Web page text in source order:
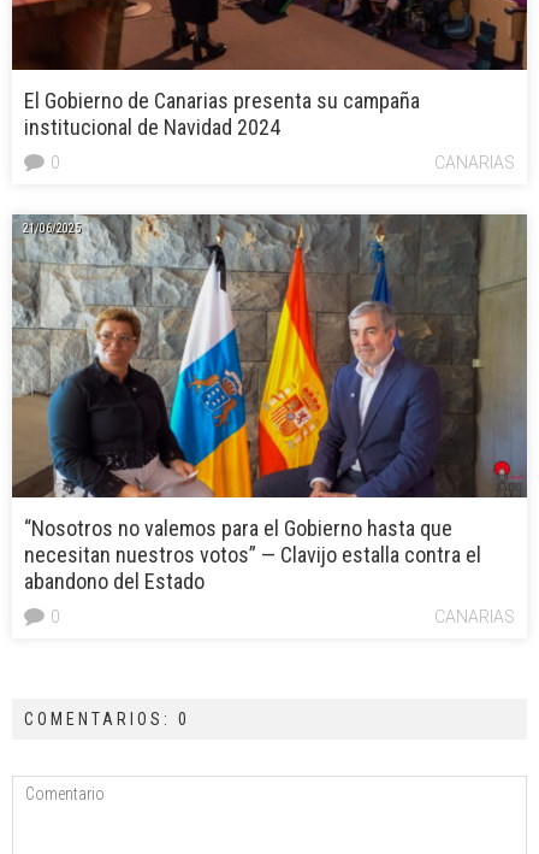
El Gobierno de Canarias presenta su campaña
institucional de Navidad 2024
CANARIAS
0
21/06/2025
“Nosotros no valemos para el Gobierno hasta que
necesitan nuestros votos” — Clavijo estalla contra el
abandono del Estado
CANARIAS
0
COMENTARIOS: 0